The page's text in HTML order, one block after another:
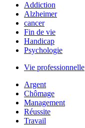
Addiction
Alzheimer
cancer
Fin de vie
Handicap
Psychologie
Vie professionnelle
Argent
Chômage
Management
Réussite
Travail